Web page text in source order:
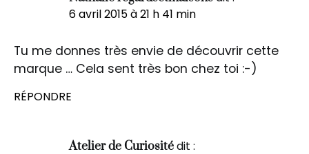
6 avril 2015 à 21 h 41 min
Tu me donnes très envie de découvrir cette
marque … Cela sent très bon chez toi :-)
RÉPONDRE
Atelier de Curiositédit :